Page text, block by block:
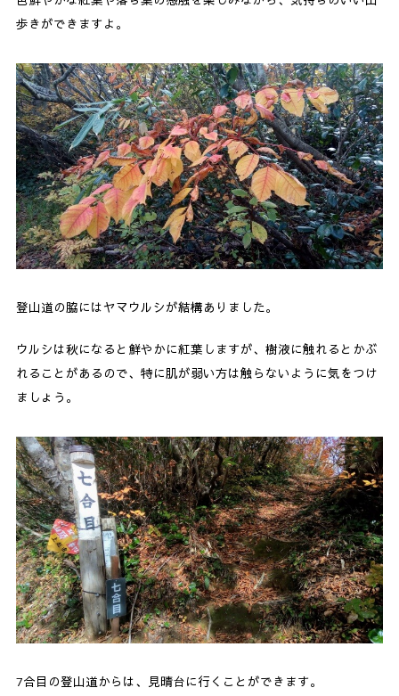
歩きができますよ。
登山道の脇にはヤマウルシが結構ありました。
ウルシは秋になると鮮やかに紅葉しますが、樹液に触れるとかぶ
れることがあるので、特に肌が弱い方は触らないように気をつけ
ましょう。
7合目の登山道からは、見晴台に行くことができます。